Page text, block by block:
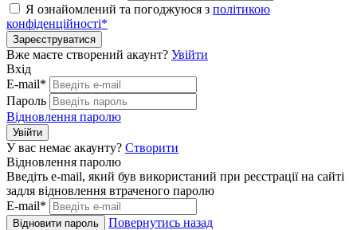
Я ознайомлений та погоджуюся з політикою
конфіденційності*
Зареєструватися
Вже маєте створений акаунт? Увійти
Вхід
E-mail*
Пароль
Відновлення паролю
Увійти
У вас немає акаунту? Створити
Відновлення паролю
Введіть e-mail, який був використаний при реєстрації на сайті
задля відновлення втраченого паролю
E-mail*
Відновити пароль
Повернутись назад